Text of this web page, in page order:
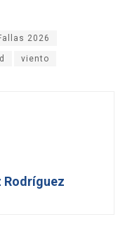
2026
viento
Rodríguez